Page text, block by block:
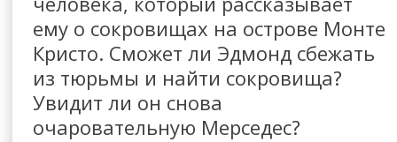
ему о сокровищах на острове Монте
Кристо. Сможет ли Эдмонд сбежать
из тюрьмы и найти сокровища?
Увидит ли он снова
очаровательную Мерседес?